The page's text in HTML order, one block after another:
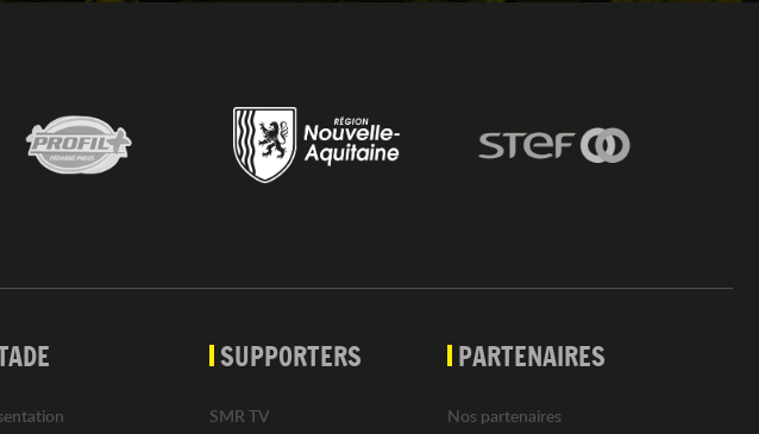
SUPPORTERS
SMR TV
PARTENAIRES
Nos partenaires